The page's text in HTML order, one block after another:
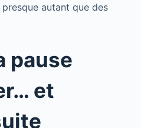
autant que des
pause
et